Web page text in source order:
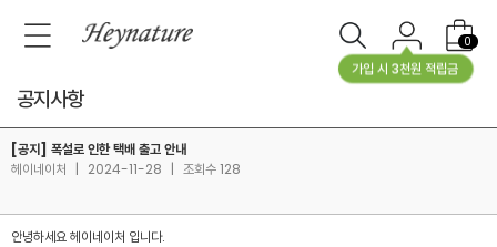
가입 시 3천원 적립금
0
공지사항
[공지] 폭설로 인한 택배 출고 안내
헤이네이처 | 2024-11-28 | 조회수 128
안녕하세요 헤이네이처 입니다.